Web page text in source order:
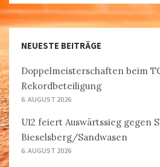
NEUESTE BEITRÄGE
Doppelmeisterschaften beim
Rekordbeteiligung
6. AUGUST 2026
U12 feiert Auswärtssieg gegen
Bieselsberg/Sandwasen
6. AUGUST 2026